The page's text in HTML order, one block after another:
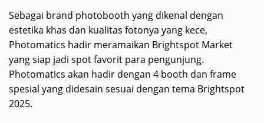
Sebagai brand photobooth yang dikenal dengan
estetika khas dan kualitas fotonya yang kece,
Photomatics hadir meramaikan Brightspot Market
yang siap jadi spot favorit para pengunjung.
Photomatics akan hadir dengan 4 booth dan frame
spesial yang didesain sesuai dengan tema Brightspot
2025.